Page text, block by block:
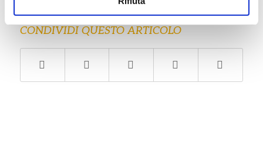
CONDIVIDI QUESTO ARTICOLO